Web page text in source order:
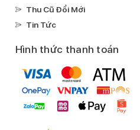
Thu Cũ Đổi Mới
Tin Tức
Hình thức thanh toán